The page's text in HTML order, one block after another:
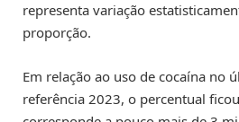
representa variação
proporção.
Em relação ao uso de cocaína no
referência 2023, o percentual